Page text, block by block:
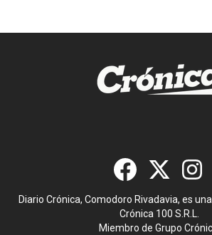
Diario Crónica, Comodoro Rivadavia, es
Crónica 100 S.R.L.
Miembro de Grupo